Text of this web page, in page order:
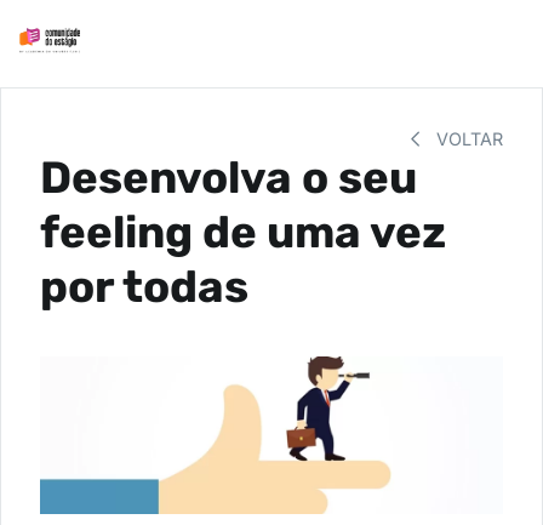
VOLTAR
Desenvolva o seu
feeling de uma vez
por todas